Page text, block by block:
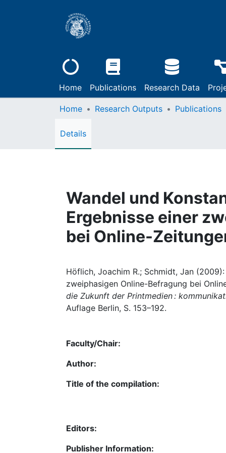
Home Publications Research Data
Home Research Outputs Publications
Details
Wandel und
Ergebnisse einer
bei Online-
Höflich, Joachim R.; Schmidt, Jan
zweiphasigen Online-Befragung bei
die Zukunft der Printmedien :
Auflage Berlin, S. 153–192.
Faculty/Chair:
Author:
Title of the compilation:
Editors:
Publisher Information: